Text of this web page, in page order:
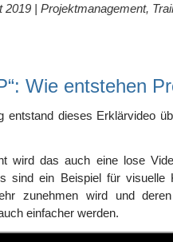
2019 | Projektmanagement,
Wie entstehen
entstand dieses Erklärvideo
wird das auch eine lose
sind ein Beispiel für visuelle
zunehmen wird und deren
einfacher werden.